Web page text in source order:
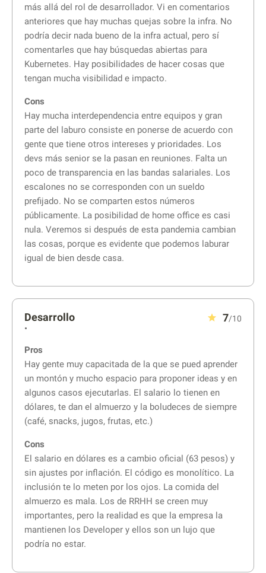
más allá del rol de desarrollador. Vi en comentarios
anteriores que hay muchas quejas sobre la infra. No
podría decir nada bueno de la infra actual, pero sí
comentarles que hay búsquedas abiertas para
Kubernetes. Hay posibilidades de hacer cosas que
tengan mucha visibilidad e impacto.
Cons
Hay mucha interdependencia entre equipos y gran
parte del laburo consiste en ponerse de acuerdo con
gente que tiene otros intereses y prioridades. Los
devs más senior se la pasan en reuniones. Falta un
poco de transparencia en las bandas salariales. Los
escalones no se corresponden con un sueldo
prefijado. No se comparten estos números
públicamente. La posibilidad de home office es casi
nula. Veremos si después de esta pandemia cambian
las cosas, porque es evidente que podemos laburar
igual de bien desde casa.
Desarrollo
•
7/10
Pros
Hay gente muy capacitada de la que se pued aprender
un montón y mucho espacio para proponer ideas y en
algunos casos ejecutarlas. El salario lo tienen en
dólares, te dan el almuerzo y la boludeces de siempre
(café, snacks, jugos, frutas, etc.)
Cons
El salario en dólares es a cambio oficial (63 pesos) y
sin ajustes por inflación. El código es monolítico. La
inclusión te lo meten por los ojos. La comida del
almuerzo es mala. Los de RRHH se creen muy
importantes, pero la realidad es que la empresa la
mantienen los Developer y ellos son un lujo que
podría no estar.